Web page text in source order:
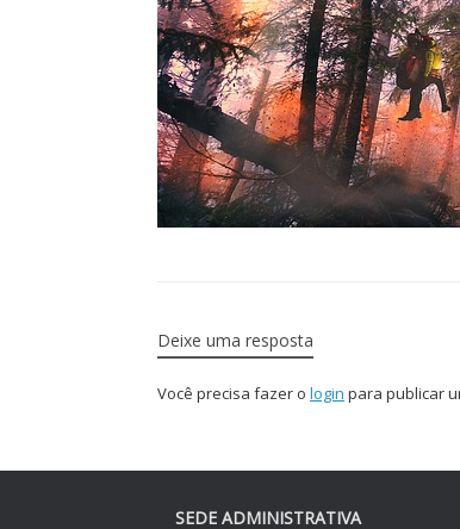
Deixe uma resposta
Você precisa fazer o login para publicar
SEDE ADMINISTRATIVA